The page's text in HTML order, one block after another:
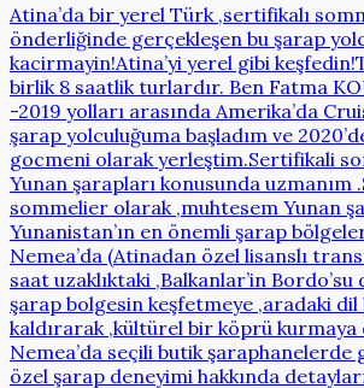
Atina’da bir yerel Türk ,sertifikalı
önderliğinde gerçekleşen bu şarap
kacirmayin!Atina’yi yerel gibi
birlik 8 saatlik turlardır. Ben Fatma
-2019 yolları arasında Amerika’da
şarap yolculuğuma başladım ve
gocmeni olarak yerleştim.Sertifikali
Yunan şarapları konusunda uzmanım
sommelier olarak ,muhtesem Yunan
Yunanistan’ın en önemli şarap
Nemea’da (Atinadan özel lisanslı
saat uzaklıktaki ,Balkanlar’in
şarap bolgesin keşfetmeye ,aradaki
kaldırarak ,kültürel bir köprü kurmaya
Nemea’da seçili butik
özel şarap deneyimi hakkında